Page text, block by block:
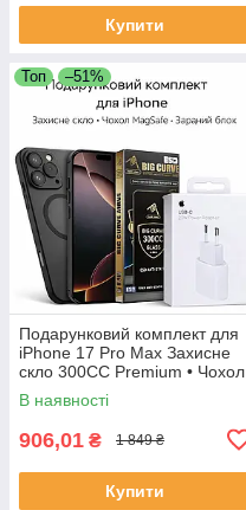
Купити
Топ –51%
Подарунковий комплект для
iPhone 17 Pro Max Захисне
скло 300CC Premium • Чохол
MagSafe • Зарядний блок
В наявності
906,01 ₴ 1 849 ₴
Купити